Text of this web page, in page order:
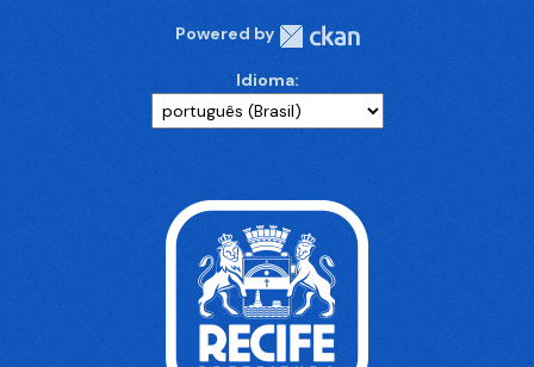
Powered by
Idioma